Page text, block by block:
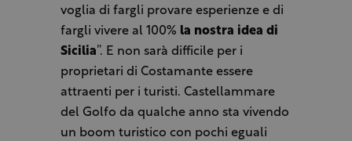
voglia di fargli provare esperienze e di
fargli vivere al 100% la nostra idea di
Sicilia”. E non sarà difficile per i
proprietari di Costamante essere
attraenti per i turisti. Castellammare
del Golfo da qualche anno sta vivendo
un boom turistico con pochi eguali